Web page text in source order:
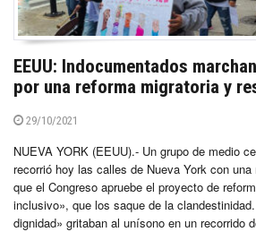
EEUU: Indocumentados
por una reforma migratoria y
29/10/2021
NUEVA YORK (EEUU).- Un grupo de medio
recorrió hoy las calles de Nueva York con
que el Congreso apruebe el proyecto de
inclusivo», que los saque de la
dignidad» gritaban al unísono en un recorrido